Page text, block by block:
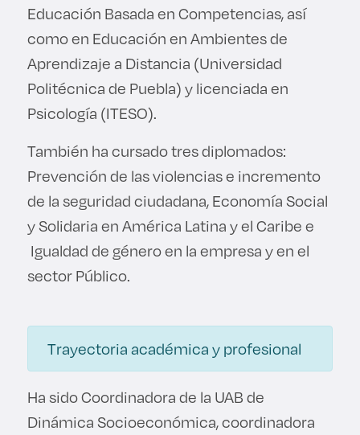
Prepa ITESO
Becas
Sustentabilidad
Educación Basada en Competencias, así
como en Educación en Ambientes de
Aprendizaje a Distancia (Universidad
Politécnica de Puebla) y licenciada en
Psicología (ITESO).
También ha cursado tres diplomados:
Prevención de las violencias e incremento
de la seguridad ciudadana, Economía Social
y Solidaria en América Latina y el Caribe e
Igualdad de género en la empresa y en el
sector Público.
Trayectoria académica y profesional
Ha sido Coordinadora de la UAB de
Dinámica Socioeconómica, coordinadora